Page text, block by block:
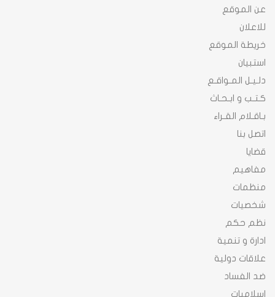
عن الموقع
للاعلان
خريطة الموقع
استبيان
دلـيـل المـواقـع
كـتـب و ابـحـاث
بـاقـلام القـراء
اتصل بنا
قضايا
مفاهيم
منظمات
شخصيات
نظم حكم
ادارة و تنمية
علاقات دولية
ضد الفساد
اسلاميات